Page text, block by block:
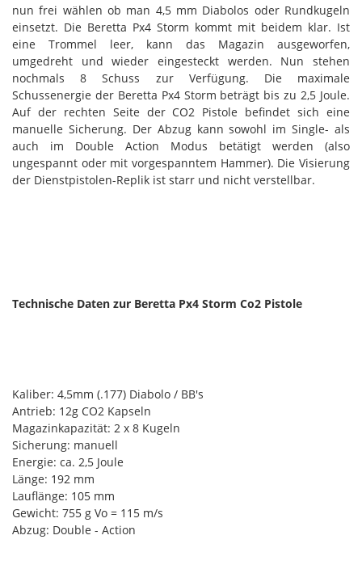
nun frei wählen ob man 4,5 mm Diabolos oder Rundkugeln
einsetzt. Die Beretta Px4 Storm kommt mit beidem klar. Ist
eine Trommel leer, kann das Magazin ausgeworfen,
umgedreht und wieder eingesteckt werden. Nun stehen
nochmals 8 Schuss zur Verfügung. Die maximale
Schussenergie der Beretta Px4 Storm beträgt bis zu 2,5 Joule.
Auf der rechten Seite der CO2 Pistole befindet sich eine
manuelle Sicherung. Der Abzug kann sowohl im Single- als
auch im Double Action Modus betätigt werden (also
ungespannt oder mit vorgespanntem Hammer). Die Visierung
der Dienstpistolen-Replik ist starr und nicht verstellbar.
Technische Daten zur Beretta Px4 Storm Co2 Pistole
Kaliber: 4,5mm (.177) Diabolo / BB's
Antrieb: 12g CO2 Kapseln
Magazinkapazität: 2 x 8 Kugeln
Sicherung: manuell
Energie: ca. 2,5 Joule
Länge: 192 mm
Lauflänge: 105 mm
Gewicht: 755 g Vo = 115 m/s
Abzug: Double - Action